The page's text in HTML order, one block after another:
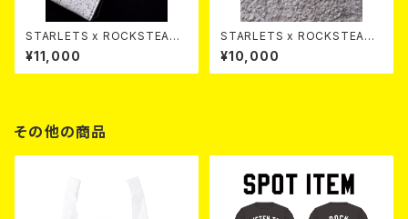
STARLETS x ROCKSTEADY
Small Wallet SPLASH
¥11,000
STARLETS x ROCKSTEADY
Small Wallet
¥10,000
その他の商品